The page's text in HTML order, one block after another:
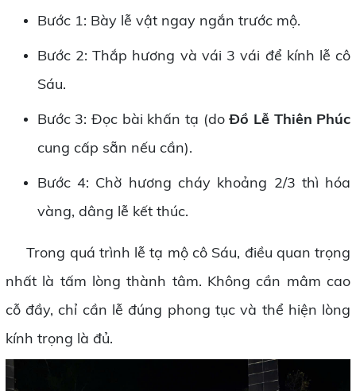
Bước 1: Bày lễ vật ngay ngắn trước mộ.
Bước 2: Thắp hương và vái 3 vái để kính lễ cô
Sáu.
Bước 3: Đọc bài khấn tạ (doĐồ Lễ Thiên Phúc
cung cấp sẵn nếu cần).
Bước 4: Chờ hương cháy khoảng 2/3 thì hóa
vàng, dâng lễ kết thúc.
Trong quá trình lễ tạ mộ cô Sáu, điều quan trọng
nhất là tấm lòng thành tâm. Không cần mâm cao
cỗ đầy, chỉ cần lễ đúng phong tục và thể hiện lòng
kính trọng là đủ.